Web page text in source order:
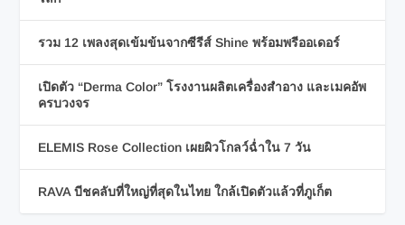
รวม 12 เพลงสุดเข้มข้นจากซีรีส์ Shine พร้อมพรีออเดอร์
เปิดตัว “Derma Color” โรงงานผลิตเครื่องสำอาง และเมคอัพ
ครบวงจร
ELEMIS Rose Collection เผยผิวโกลว์ฉ่ำใน 7 วัน
RAVA บีชคลับที่ใหญ่ที่สุดในไทย ใกล้เปิดตัวแล้วที่ภูเก็ต